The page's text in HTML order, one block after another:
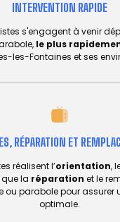
INTERVENTION RAPIDE
s'engagent à venir
le plus
les-Fontaines et ses
RÉPARATION ET
réalisent l’orientation,
la réparation et le
ou parabole pour assurer
optimale.